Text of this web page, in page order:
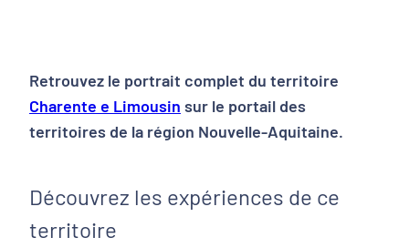
Retrouvez le portrait complet du territoire
Charente e Limousin sur le portail des
territoires de la région Nouvelle-Aquitaine.
Découvrez les expériences de ce
territoire